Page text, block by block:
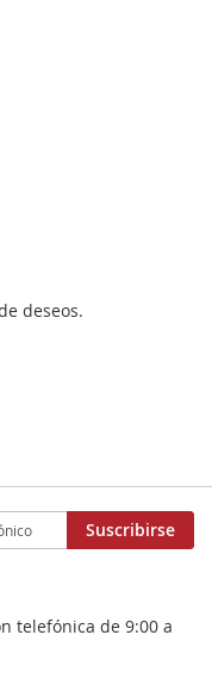
deseos.
Suscribirse
telefónica de 9:00 a